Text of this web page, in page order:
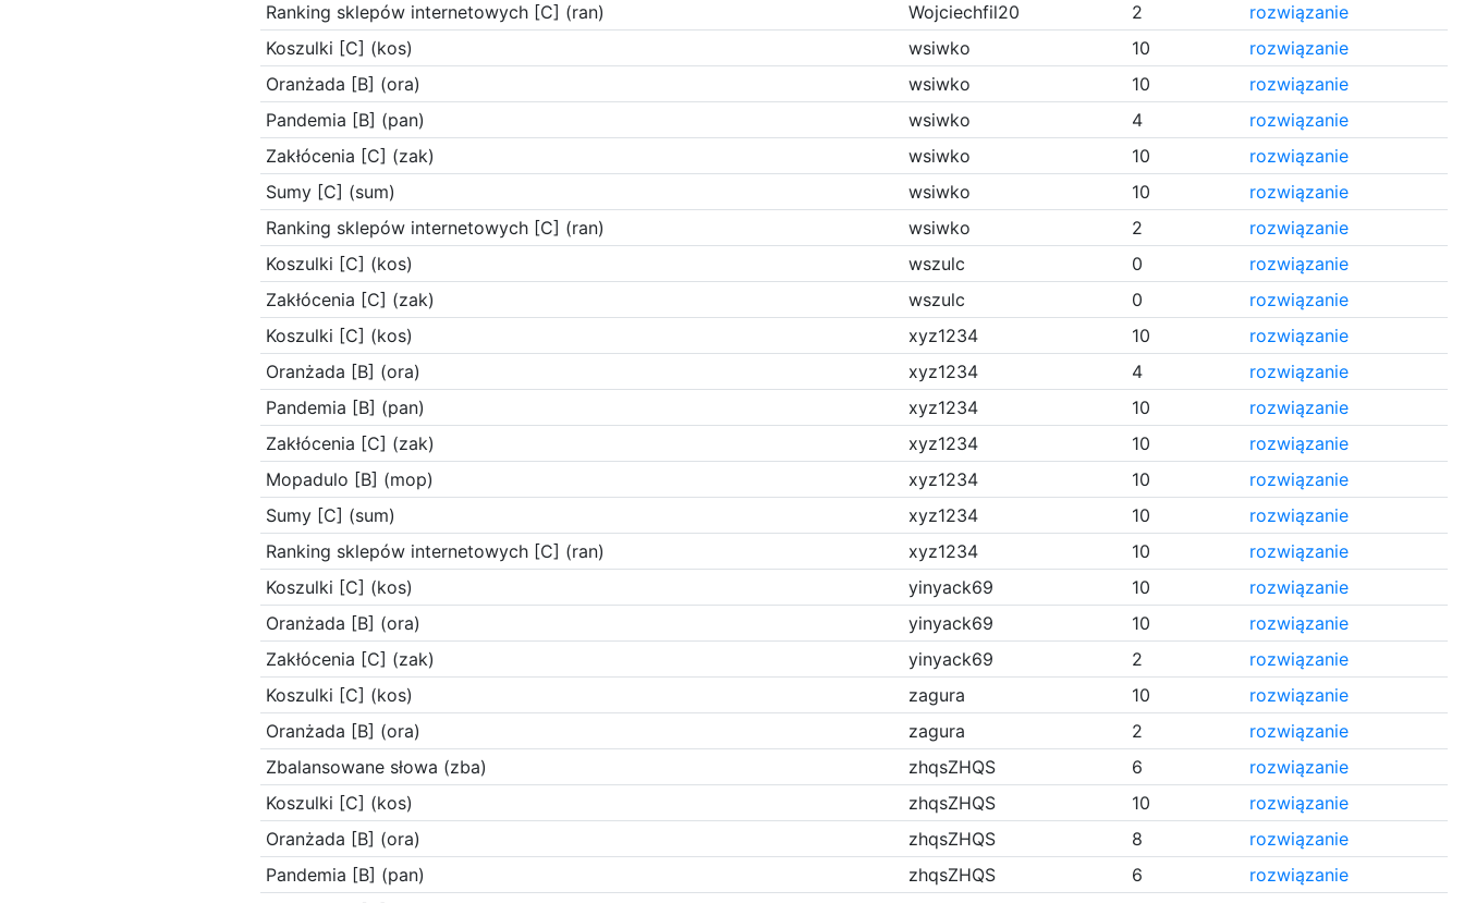
Ranking sklepów internetowych [C] (ran)
Wojciechfil20 2
rozwiązanie
Koszulki [C] (kos)
wsiwko 10
rozwiązanie
Oranżada [B] (ora)
wsiwko 10
rozwiązanie
Pandemia [B] (pan)
wsiwko 4
rozwiązanie
Zakłócenia [C] (zak)
wsiwko 10
rozwiązanie
Sumy [C] (sum)
wsiwko 10
rozwiązanie
Ranking sklepów internetowych [C] (ran)
wsiwko 2
rozwiązanie
Koszulki [C] (kos)
wszulc 0
rozwiązanie
Zakłócenia [C] (zak)
wszulc 0
rozwiązanie
Koszulki [C] (kos)
xyz1234 10
rozwiązanie
Oranżada [B] (ora)
xyz1234 4
rozwiązanie
Pandemia [B] (pan)
xyz1234 10
rozwiązanie
Zakłócenia [C] (zak)
xyz1234 10
rozwiązanie
Mopadulo [B] (mop)
xyz1234 10
rozwiązanie
Sumy [C] (sum)
xyz1234 10
rozwiązanie
Ranking sklepów internetowych [C] (ran)
xyz1234 10
rozwiązanie
Koszulki [C] (kos)
yinyack69 10
rozwiązanie
Oranżada [B] (ora)
yinyack69 10
rozwiązanie
Zakłócenia [C] (zak)
yinyack69 2
rozwiązanie
Koszulki [C] (kos)
zagura 10
rozwiązanie
Oranżada [B] (ora)
zagura 2
rozwiązanie
Zbalansowane słowa (zba)
zhqsZHQS 6
rozwiązanie
Koszulki [C] (kos)
zhqsZHQS 10
rozwiązanie
Oranżada [B] (ora)
zhqsZHQS 8
rozwiązanie
Pandemia [B] (pan)
zhqsZHQS 6
rozwiązanie